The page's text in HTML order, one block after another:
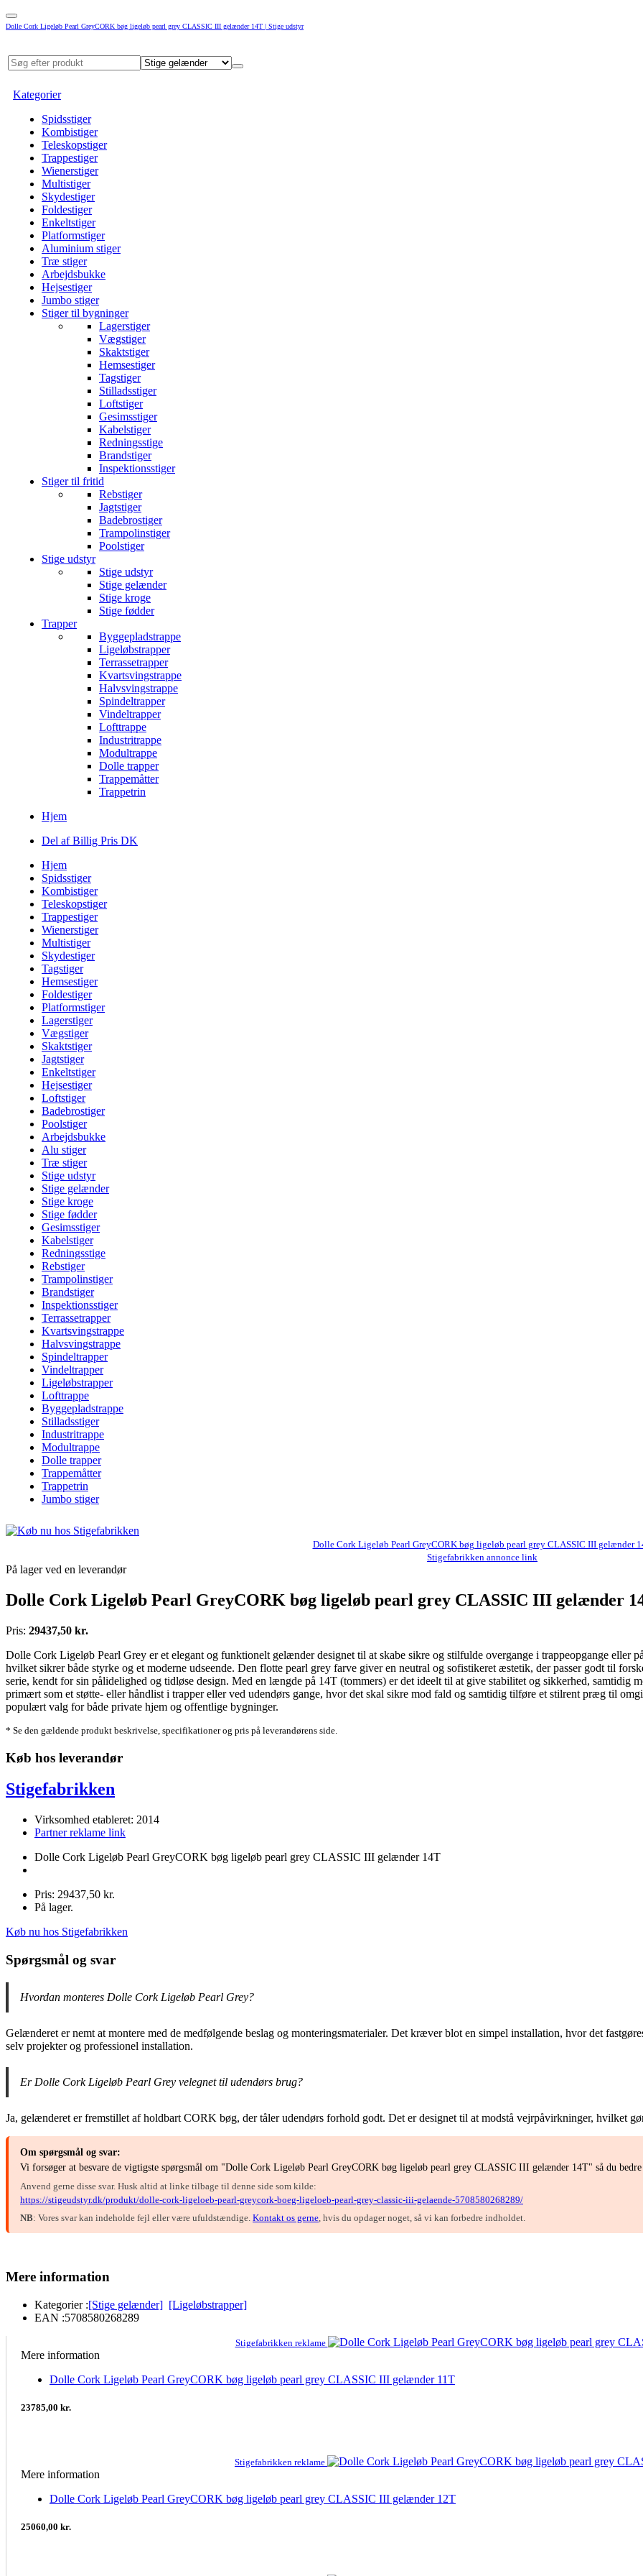
Dolle Cork Ligeløb Pearl GreyCORK bøg ligeløb pearl grey CLASSIC III gelænder 14T | Stige udstyr
Kategorier
Spidsstiger
Kombistiger
Teleskopstiger
Trappestiger
Wienerstiger
Multistiger
Skydestiger
Foldestiger
Enkeltstiger
Platformstiger
Aluminium stiger
Træ stiger
Arbejdsbukke
Hejsestiger
Jumbo stiger
Stiger til bygninger
Lagerstiger
Vægstiger
Skaktstiger
Hemsestiger
Tagstiger
Stilladsstiger
Loftstiger
Gesimsstiger
Kabelstiger
Redningsstige
Brandstiger
Inspektionsstiger
Stiger til fritid
Rebstiger
Jagtstiger
Badebrostiger
Trampolinstiger
Poolstiger
Stige udstyr
Stige udstyr
Stige gelænder
Stige kroge
Stige fødder
Trapper
Byggepladstrappe
Ligeløbstrapper
Terrassetrapper
Kvartsvingstrappe
Halvsvingstrappe
Spindeltrapper
Vindeltrapper
Lofttrappe
Industritrappe
Modultrappe
Dolle trapper
Trappemåtter
Trappetrin
Hjem
Del af Billig Pris DK
Hjem
Spidsstiger
Kombistiger
Teleskopstiger
Trappestiger
Wienerstiger
Multistiger
Skydestiger
Tagstiger
Hemsestiger
Foldestiger
Platformstiger
Lagerstiger
Vægstiger
Skaktstiger
Jagtstiger
Enkeltstiger
Hejsestiger
Loftstiger
Badebrostiger
Poolstiger
Arbejdsbukke
Alu stiger
Træ stiger
Stige udstyr
Stige gelænder
Stige kroge
Stige fødder
Gesimsstiger
Kabelstiger
Redningsstige
Rebstiger
Trampolinstiger
Brandstiger
Inspektionsstiger
Terrassetrapper
Kvartsvingstrappe
Halvsvingstrappe
Spindeltrapper
Vindeltrapper
Ligeløbstrapper
Lofttrappe
Byggepladstrappe
Stilladsstiger
Industritrappe
Modultrappe
Dolle trapper
Trappemåtter
Trappetrin
Jumbo stiger
Dolle Cork Ligeløb Pearl GreyCORK bøg ligeløb pearl grey CLASSIC III gelænder
Stigefabrikken annonce link
På lager ved en leverandør
Dolle Cork Ligeløb Pearl GreyCORK bøg ligeløb pearl grey CLASSIC III gelænder
Pris: 29437,50 kr.
Dolle Cork Ligeløb Pearl Grey er et elegant og funktionelt gelænder designet til at skabe sikre og stilfulde overgange i trappeopgange eller
hvilket sikrer både styrke og et moderne udseende. Den flotte pearl grey farve giver en neutral og sofistikeret æstetik, der passer godt til
serie, kendt for sin pålidelighed og tidløse design. Med en længde på 14T (tommers) er det ideelt til at give stabilitet og sikkerhed, samtidig
primært som et støtte- eller håndlist i trapper eller ved udendørs gange, hvor det skal sikre mod fald og samtidig tilføre et stilrent præg til
populært valg for både private hjem og offentlige bygninger.
* Se den gældende produkt beskrivelse, specifikationer og pris på leverandørens side.
Køb hos leverandør
Stigefabrikken
Virksomhed etableret: 2014
Partner reklame link
Dolle Cork Ligeløb Pearl GreyCORK bøg ligeløb pearl grey CLASSIC III gelænder 14T
Pris: 29437,50 kr.
På lager.
Køb nu hos Stigefabrikken
Spørgsmål og svar
Hvordan monteres Dolle Cork Ligeløb Pearl Grey?
Gelænderet er nemt at montere med de medfølgende beslag og monteringsmaterialer. Det kræver blot en simpel installation, hvor det
selv projekter og professionel installation.
Er Dolle Cork Ligeløb Pearl Grey velegnet til udendørs brug?
Ja, gelænderet er fremstillet af holdbart CORK bøg, der tåler udendørs forhold godt. Det er designet til at modstå vejrpåvirkninger, hvilket
Om spørgsmål og svar:
Vi forsøger at besvare de vigtigste spørgsmål om "Dolle Cork Ligeløb Pearl GreyCORK bøg ligeløb pearl grey CLASSIC III gelænder 14T" så du
Anvend gerne disse svar. Husk altid at linke tilbage til denne side som kilde:
https://stigeudstyr.dk/produkt/dolle-cork-ligeloeb-pearl-greycork-boeg-ligeloeb-pearl-grey-classic-iii-gelaende-5708580268289/
NB: Vores svar kan indeholde fejl eller være ufuldstændige. Kontakt os gerne, hvis du opdager noget, så vi kan forbedre indholdet.
Mere information
Kategorier :[Stige gelænder] [Ligeløbstrapper]
EAN :5708580268289
Stigefabrikken reklame
Mere information
Dolle Cork Ligeløb Pearl GreyCORK bøg ligeløb pearl grey CLASSIC III gelænder 11T
23785,00 kr.
Stigefabrikken reklame
Mere information
Dolle Cork Ligeløb Pearl GreyCORK bøg ligeløb pearl grey CLASSIC III gelænder 12T
25060,00 kr.